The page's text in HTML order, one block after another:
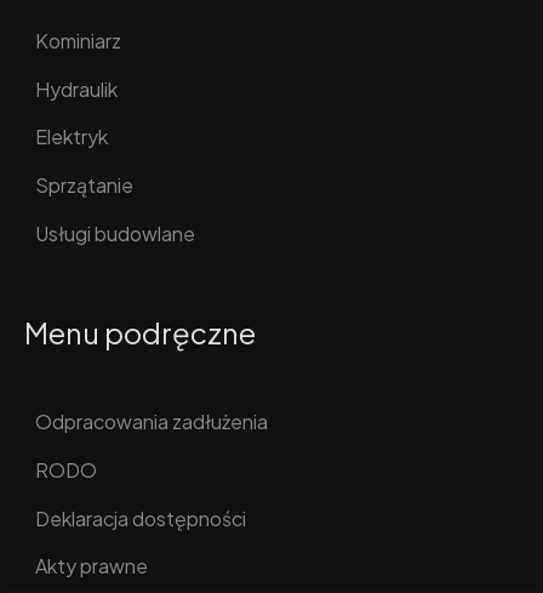
Kominiarz
Hydraulik
Elektryk
Sprzątanie
Usługi budowlane
Menu podręczne
Odpracowania zadłużenia
RODO
Deklaracja dostępności
Akty prawne